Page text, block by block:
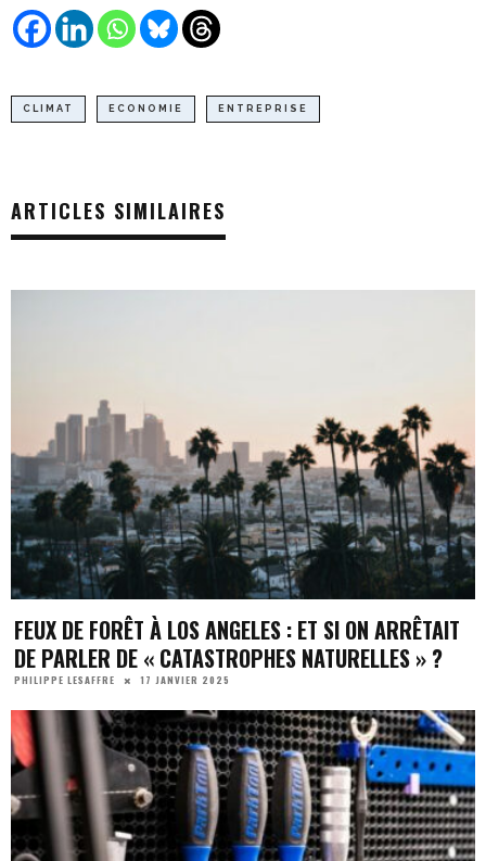
CLIMAT ECONOMIE ENTREPRISE
ARTICLES SIMILAIRES
FEUX DE FORÊT À LOS ANGELES : ET SI ON ARRÊTAIT
DE PARLER DE « CATASTROPHES NATURELLES » ?
PHILIPPE LESAFFRE 17 JANVIER 2025